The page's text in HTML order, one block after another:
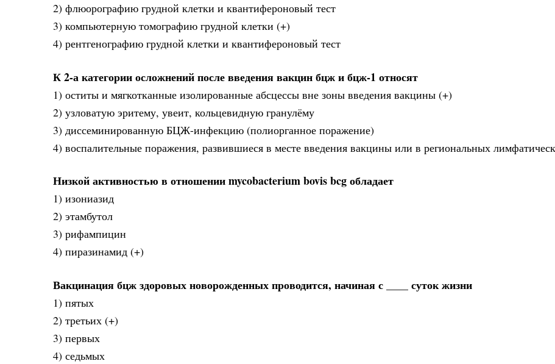
2) флюорографию грудной клетки и квантифероновый тест
3) компьютерную томографию грудной клетки (+)
4) рентгенографию грудной клетки и квантифероновый тест
К 2-а категории осложнений после введения вакцин бцж и бцж-1 относят
1) оститы и мягкотканные изолированные абсцессы вне зоны введения вакцины (+)
2) узловатую эритему, увеит, кольцевидную гранулёму
3) диссеминированную БЦЖ-инфекцию (полиорганное поражение)
4) воспалительные поражения, развившиеся в месте введения вакцины или в региональных
Низкой активностью в отношении mycobacterium bovis bcg обладает
1) изониазид
2) этамбутол
3) рифампицин
4) пиразинамид (+)
Вакцинация бцж здоровых новорожденных проводится, начиная с ____ суток жизни
1) пятых
2) третьих (+)
3) первых
4) седьмых